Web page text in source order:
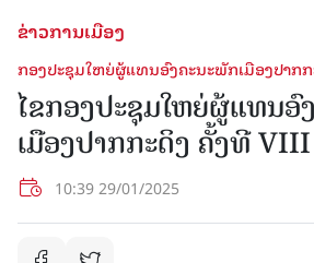
ຂ່າວການເມືອງ
ກອງປະຊຸມໃຫຍ່ຜູ້ແທນອົງຄະນະພັກເມືອງປາກ
ໄຂກອງປະຊຸມໃຫຍ່ຜູ້ແທນອົ
ເມືອງປາກກະດິງ ຄັ້ງທີ VIII
10:39 29/01/2025